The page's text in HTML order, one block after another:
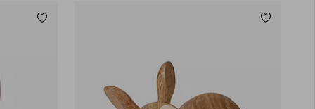
Lägg till i favoriter Lägg till i